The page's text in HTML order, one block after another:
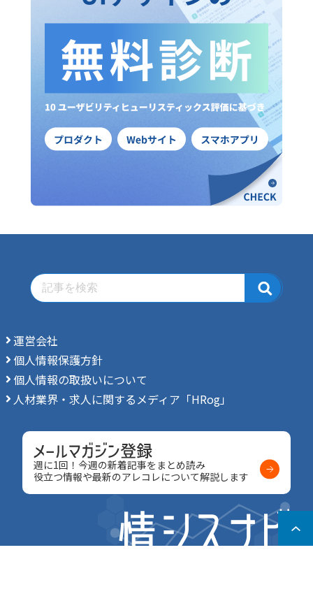
運営会社
個人情報保護方針
個人情報の取扱いについて
人材業界・求人に関するメディア「HRog」
週に1回！今週の新着記事をまとめ読み
役立つ情報や最新のアレコレについて解説します